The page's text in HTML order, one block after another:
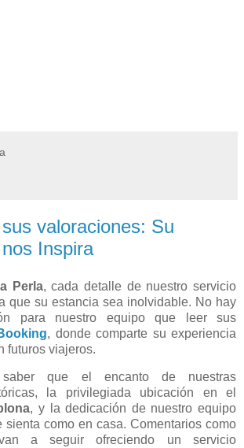
valoraciones: Su
Inspira
Perla, cada detalle de nuestro servicio
que su estancia sea inolvidable. No hay
para nuestro equipo que leer sus
, donde comparte su experiencia
futuros viajeros.
saber que el encanto de nuestras
la privilegiada ubicación en el
, y la dedicación de nuestro equipo
sienta como en casa. Comentarios como
a seguir ofreciendo un servicio